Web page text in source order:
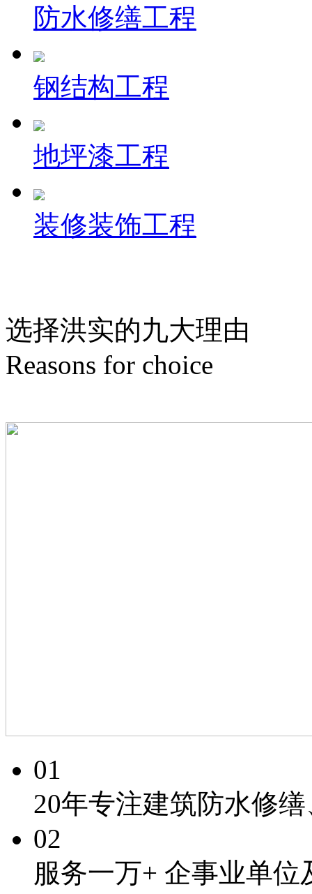
防水修缮工程
钢结构工程
地坪漆工程
装修装饰工程
选择洪实的九大理由
Reasons for choice
01
20年专注建筑防水修
02
服务一万+ 企事业单位